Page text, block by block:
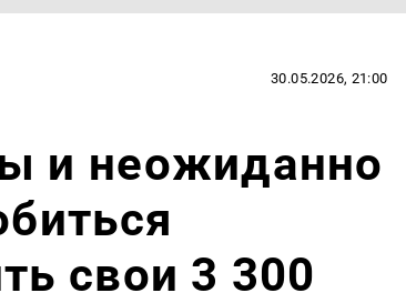
30.05.2026, 21:00
и неожиданно
свои 3 300